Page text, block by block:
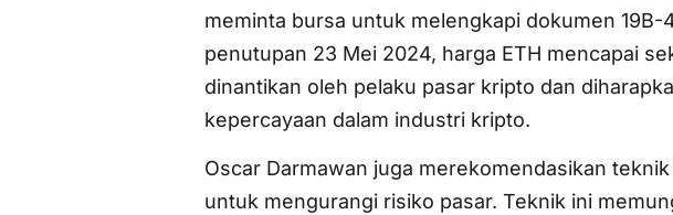
meminta bursa untuk melengkapi dokumen
penutupan 23 Mei 2024, harga ETH mencapai
dinantikan oleh pelaku pasar kripto dan
kepercayaan dalam industri kripto.
Oscar Darmawan juga merekomendasikan
untuk mengurangi risiko pasar. Teknik ini